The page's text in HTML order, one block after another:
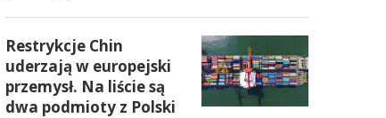
Restrykcje Chin
uderzają w europejski
przemysł. Na liście są
dwa podmioty z Polski